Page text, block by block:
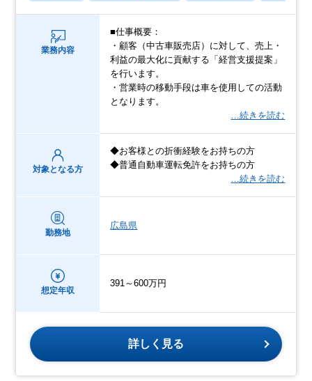
業務内容
■仕事概要：
・顧客（中古車販売店）に対して、売上・
利益の最大化に貢献する「経営支援提案」
を行います。
・営業時の移動手段は車を使用しての活動
となります。
…続きを読む
対象となる方
◆お客様との折衝経験をお持ちの方
◆普通自動車運転免許をお持ちの方
…続きを読む
勤務地
広島県
想定年収
391～600万円
詳しく見る